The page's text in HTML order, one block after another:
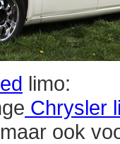
limo:
Chrysler
ook